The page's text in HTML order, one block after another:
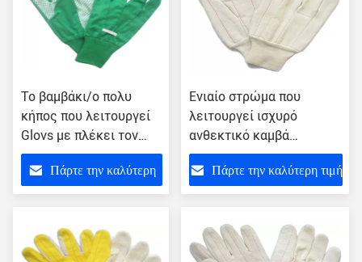
Το βαμβάκι/ο πολυ
κήπος που λειτουργεί
Glovs με πλέκει τον
καρπό & τα πράσινα
σημεία PVC στο φοίνικα
Πάρτε την καλύτερη
Ενιαίο στρώμα που
λειτουργεί ισχυρό
ανθεκτικό καμβά
μπιμπιλών γαντιών 100%
χεριώνΠάρτε την καλύτερη τιμή